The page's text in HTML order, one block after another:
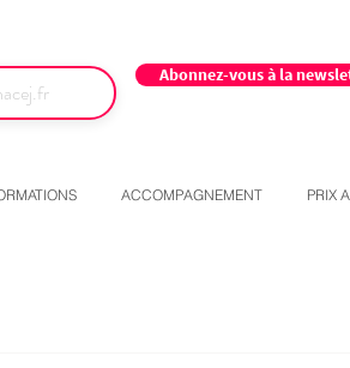
Abonnez-vous à la
ACCOMPAGNEMENT PRIX